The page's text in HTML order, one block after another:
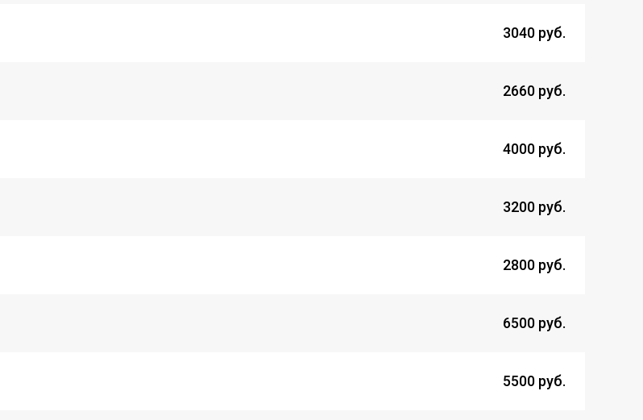
3040 руб.
2660 руб.
4000 руб.
3200 руб.
2800 руб.
6500 руб.
5500 руб.